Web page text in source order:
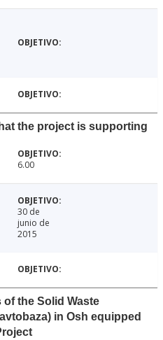
the project is supporting
6.00
30 de
junio de
2015
the Solid Waste
in Osh equipped